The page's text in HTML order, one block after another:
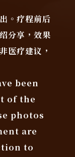
。疗程前后
分享，效果
医疗建议，
been
of the
photos
are
to